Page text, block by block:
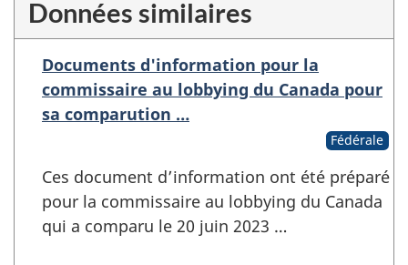
Données similaires
Documents d'information pour la
commissaire au lobbying du Canada pour
sa comparution …
Fédérale
Ces document d’information ont été préparé
pour la commissaire au lobbying du Canada
qui a comparu le 20 juin 2023 …